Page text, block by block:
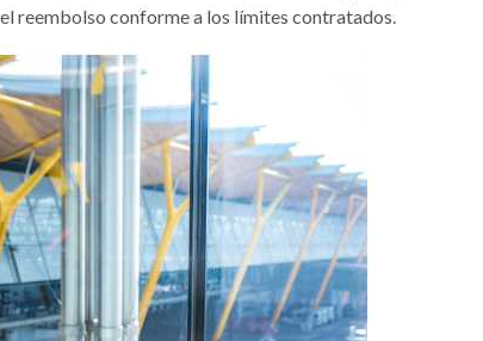
reembolso conforme a los límites contratados.